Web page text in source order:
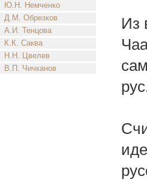
Ю.Н. Немченко
Д.М. Обрезков
А.И. Тенцова
К.К. Саква
Н.Н. Цвелев
В.П. Чичканов
Из